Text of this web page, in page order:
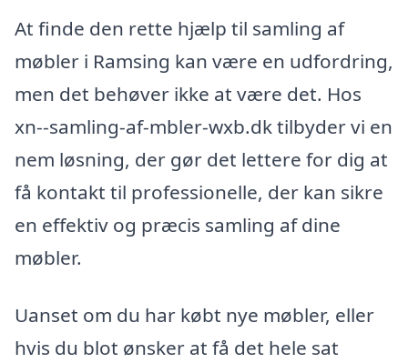
At finde den rette hjælp til samling af
møbler i Ramsing kan være en udfordring,
men det behøver ikke at være det. Hos
xn--samling-af-mbler-wxb.dk tilbyder vi en
nem løsning, der gør det lettere for dig at
få kontakt til professionelle, der kan sikre
en effektiv og præcis samling af dine
møbler.
Uanset om du har købt nye møbler, eller
hvis du blot ønsker at få det hele sat